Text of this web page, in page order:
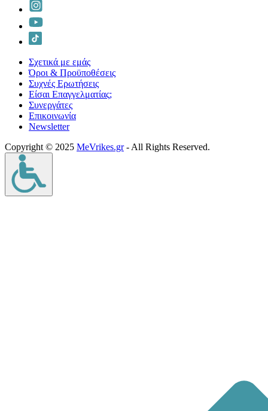
Σχετικά με εμάς
Όροι & Προϋποθέσεις
Συχνές Ερωτήσεις
Είσαι Επαγγελματίας;
Συνεργάτες
Επικοινωνία
Νewsletter
Copyright © 2025 MeVrikes.gr- All Rights Reserved.